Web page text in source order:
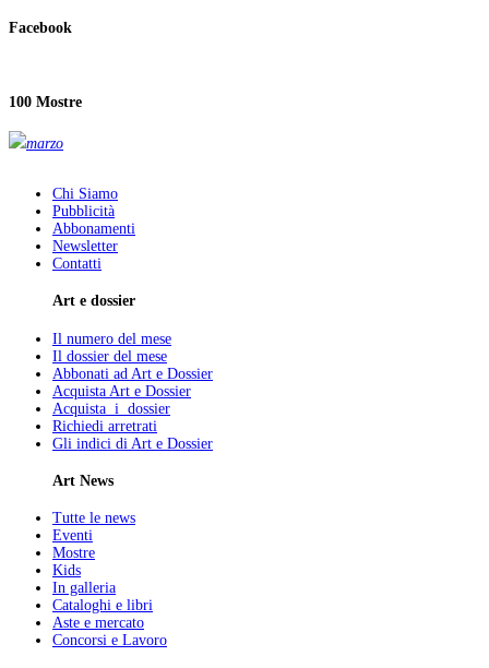
Facebook
100 Mostre
marzo
Chi Siamo
Pubblicità
Abbonamenti
Newsletter
Contatti
Art e dossier
Il numero del mese
Il dossier del mese
Abbonati ad Art e Dossier
Acquista Art e Dossier
Acquista i dossier
Richiedi arretrati
Gli indici di Art e Dossier
Art News
Tutte le news
Eventi
Mostre
Kids
In galleria
Cataloghi e libri
Aste e mercato
Concorsi e Lavoro